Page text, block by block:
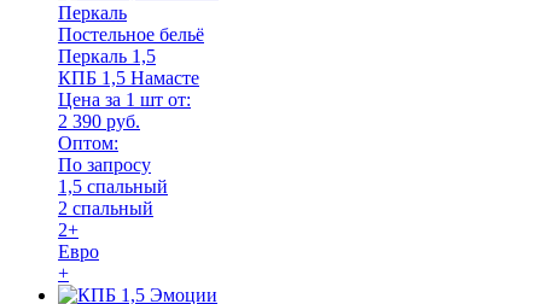
Перкаль
Постельное бельё
Перкаль 1,5
КПБ 1,5 Намасте
Цена за 1 шт от:
2 390 руб.
Оптом:
По запросу
1,5 спальный
2 спальный
2+
Евро
+